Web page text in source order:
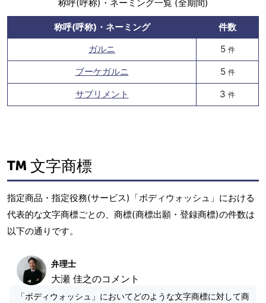
称呼(呼称)・ネーミング一覧 (全期間)
称呼(呼称)・ネーミング
件数
ガルニ
5 件
ブーケガルニ 5 件
サプリメント 3 件
文字商標
指定商品・指定役務(サービス)「ボディウォッシュ」における
代表的な文字商標ごとの、商標(商標出願・登録商標)の件数は
以下の通りです。
弁理士
大瀬 佳之のコメント
「ボディウォッシュ」においてどのような文字商標に対して商